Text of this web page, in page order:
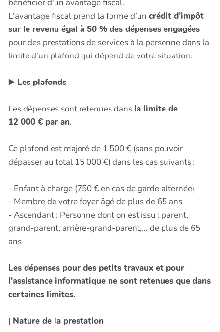
bénéficier d'un avantage fiscal.
L'avantage fiscal prend la forme d’un crédit d’impôt
sur le revenu égal à 50 % des dépenses engagées
pour des prestations de services à la personne dans la
limite d’un plafond qui dépend de votre situation.
▶️ Les plafonds
Les dépenses sont retenues dans la limite de
12 000 € par an.
Ce plafond est majoré de 1 500 € (sans pouvoir
dépasser au total 15 000 €) dans les cas suivants :
- Enfant à charge (750 € en cas de garde alternée)
- Membre de votre foyer âgé de plus de 65 ans
- Ascendant : Personne dont on est issu : parent,
grand-parent, arrière-grand-parent,... de plus de 65
ans
Les dépenses pour des petits travaux et pour
l'assistance informatique ne sont retenues que dans
certaines limites.
| Nature de la prestation